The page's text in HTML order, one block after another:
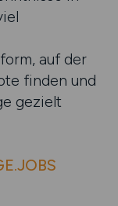
auf der
finden und
gezielt